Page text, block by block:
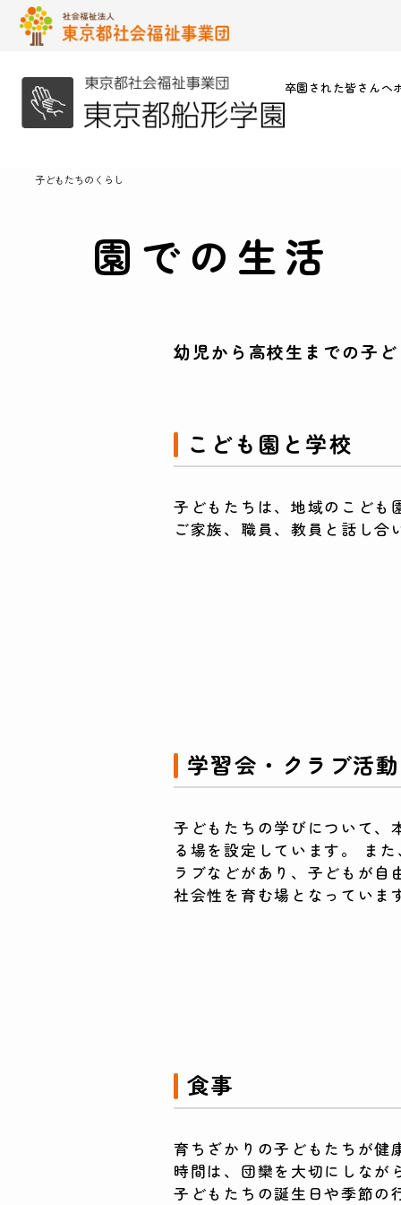
卒園された皆さんへ
子どもたちのくらし
園での生活
幼児から高校生までの子
こども園と学校
子どもたちは、地域のこども
ご家族、職員、教員と話し合
学習会・クラブ活動
子どもたちの学びについて、
る場を設定しています。 ま
ラブなどがあり、子どもが
社会性を育む場となっていま
食事
育ちざかりの子どもたちが健
時間は、団欒を大切にしなが
子どもたちの誕生日や季節の